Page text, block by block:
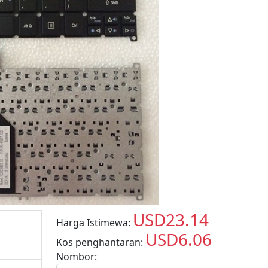
Harga Istimewa: USD23.14
Kos penghantaran: USD6.06
Nombor: